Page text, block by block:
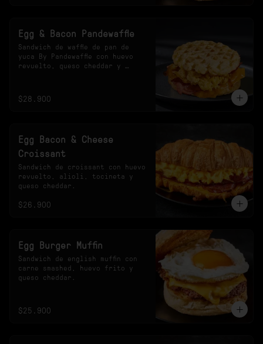
Egg & Bacon Pandewaffle
Sandwich de waffle de pan de
yuca By Pandewaffle con huevo
revuelto, queso cheddar y
$28.900
Egg Bacon & Cheese
Croissant
Sandwich de croissant con huevo
revuelto, alioli, tocineta y
queso cheddar.
$26.900
Egg Burger Muffin
Sandwich de english muffin con
carne smashed, huevo frito y
queso cheddar.
$25.900